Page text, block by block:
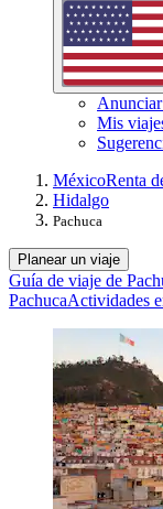
Mis
MéxicoRenta
Hidalgo
Pachuca
Planear un viaje
Guía de viaje de
PachucaActividades